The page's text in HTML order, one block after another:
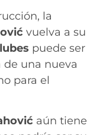
la
vuelva a su
puede ser
una nueva
para el
aún tiene